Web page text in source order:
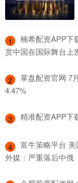
1
楠希配资APP下
赏中国在国际舞台上
2
掌盘配资官网 7
4.47%
3 精准配资APP下
4
富牛策略平台
外媒：严重落后中俄